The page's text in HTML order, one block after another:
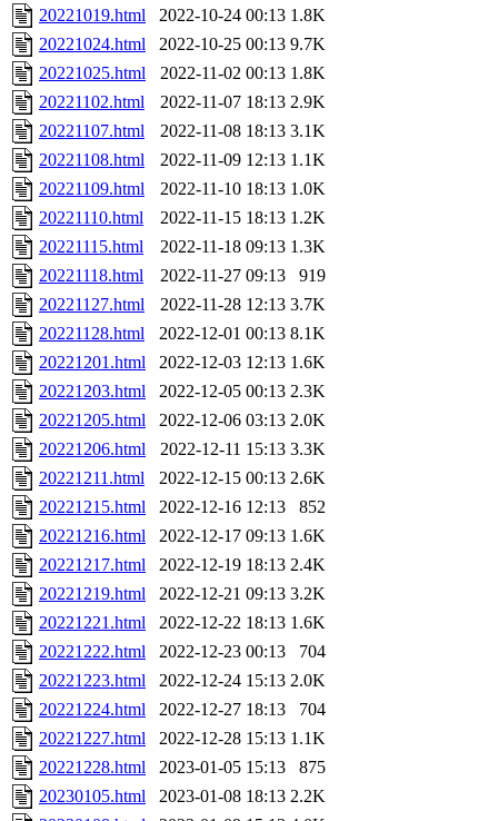
20221019.html
2022-10-24 00:13 1.8K
20221024.html
2022-10-25 00:13 9.7K
20221025.html
2022-11-02 00:13 1.8K
20221102.html
2022-11-07 18:13 2.9K
20221107.html
2022-11-08 18:13 3.1K
20221108.html
2022-11-09 12:13 1.1K
20221109.html
2022-11-10 18:13 1.0K
20221110.html
2022-11-15 18:13 1.2K
20221115.html
2022-11-18 09:13 1.3K
20221118.html
2022-11-27 09:13
919
20221127.html
2022-11-28 12:13 3.7K
20221128.html
2022-12-01 00:13 8.1K
20221201.html
2022-12-03 12:13 1.6K
20221203.html
2022-12-05 00:13 2.3K
20221205.html
2022-12-06 03:13 2.0K
20221206.html
2022-12-11 15:13 3.3K
20221211.html
2022-12-15 00:13 2.6K
20221215.html
2022-12-16 12:13
852
20221216.html
2022-12-17 09:13 1.6K
20221217.html
2022-12-19 18:13 2.4K
20221219.html
2022-12-21 09:13 3.2K
20221221.html
2022-12-22 18:13 1.6K
20221222.html
2022-12-23 00:13
704
20221223.html
2022-12-24 15:13 2.0K
20221224.html
2022-12-27 18:13
704
20221227.html
2022-12-28 15:13 1.1K
20221228.html
2023-01-05 15:13
875
20230105.html
2023-01-08 18:13 2.2K